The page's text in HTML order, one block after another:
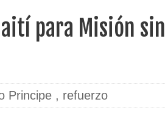
para Misión sin
Principe , refuerzo